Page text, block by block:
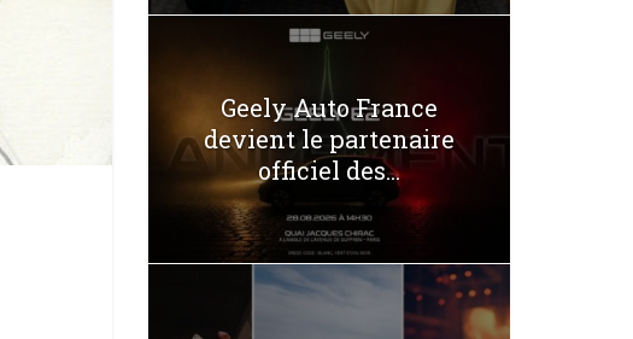
Geely Auto France
devient le partenaire
officiel des...